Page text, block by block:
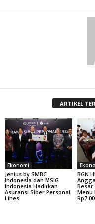
ARTIKEL
Ekonomi
Jenius by SMBC
Indonesia dan MSIG
Indonesia Hadirkan
Asuransi Siber Personal
Lines
BGN
Besar
Menu